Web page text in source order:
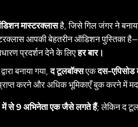
मास्टरक्लासहै, जिसे गिल जंगर ने
आपकी बेहतरीन ऑडिशन पुस्तिका
प्रदर्शन देने के लिएहर बार।
बनाया गया,द टूलबॉक्सएकदस-एपिसोड
करने और अधिक भूमिकाएँ बुक करने में
में से 9 अभिनेता एक जैसे लगते हैं; लेकिन द